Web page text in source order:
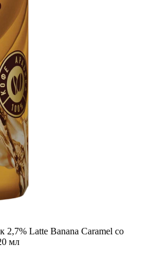
Latte Banana Caramel со
мл